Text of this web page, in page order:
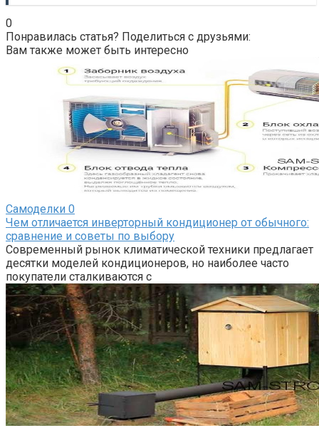
0
Понравилась статья? Поделиться с друзьями:
Вам также может быть интересно
Самоделки 0
Чем отличается инверторный кондиционер от обычного:
сравнение и советы по выбору
Современный рынок климатической техники предлагает
десятки моделей кондиционеров, но наиболее часто
покупатели сталкиваются с